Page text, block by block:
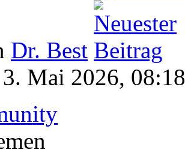
Dr. Best
3. Mai 2026, 08:18